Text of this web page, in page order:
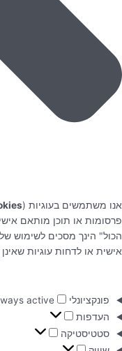
אנו משתמשים בעוגיות (
פרסומות או תוכן מותאם
הכול" הינך מסכים לשימוש
אישית או לדחות עוגיות
פונקציונלי
active
העדפות
סטטיסטיקה